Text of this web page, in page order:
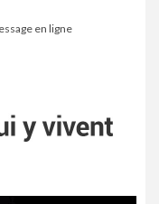
en ligne